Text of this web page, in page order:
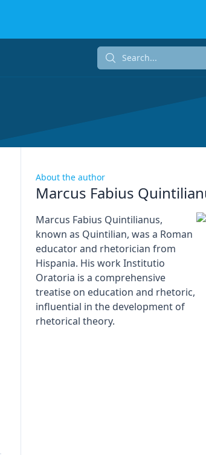
Search...
About the author
Marcus Fabius
Marcus Fabius Quintilianus,
known as Quintilian, was a Roman
educator and rhetorician from
Hispania. His work Institutio
Oratoria is a comprehensive
treatise on education and rhetoric,
influential in the development of
rhetorical theory.